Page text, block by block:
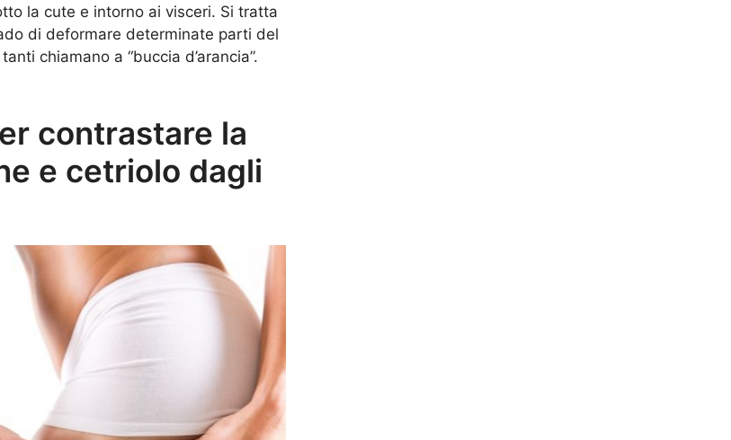
la cute e intorno ai visceri. Si tratta
di deformare determinate parti del
chiamano a “buccia d’arancia”.
contrastare la
e cetriolo dagli